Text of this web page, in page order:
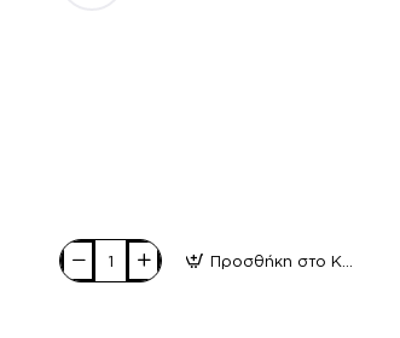
Scarpy
Παιδικές
Προσθήκη στο Καλάθι